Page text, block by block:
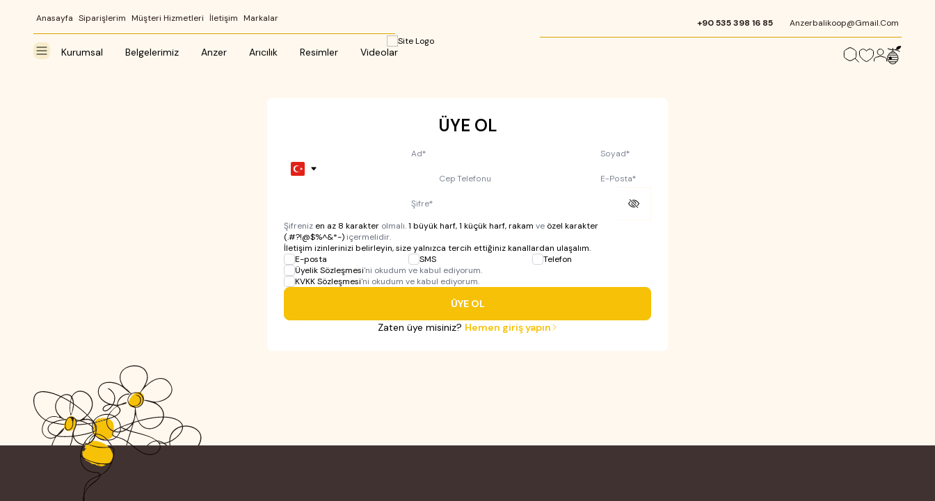
Anasayfa Siparişlerim Müşteri Hizmetleri İletişim Markalar
Kurumsal Belgelerimiz Anzer Arıcılık Resimler Videolar
+90 535 398 16 85 Anzerbalikoop@gmail.com
ÜYE OL
Ad* Soyad*
Cep Telefonu E-Posta*
Şifre*
Şifreniz en az 8 karakter olmalı.1 büyük harf, 1 küçük harf, rakam ve özel karakter
(.#?!@$%^&*-) içermelidir.
İletişim izinlerinizi belirleyin, size yalnızca tercih ettiğiniz kanallardan ulaşalım.
E-posta
SMS
Telefon
Üyelik Sözleşmesi'ni okudum ve kabul ediyorum.
KVKK Sözleşmesi'ni okudum ve kabul ediyorum.
ÜYE OL
Zaten üye misiniz? Hemen giriş yapın